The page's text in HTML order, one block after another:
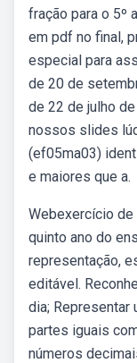
fração para o 5º
em pdf no final,
especial para
de 20 de
de 22 de julho
nossos slides
(ef05ma03)
e maiores que a.
Webexercício de
quinto ano do
representação,
editável.
dia; Representar
partes iguais
números